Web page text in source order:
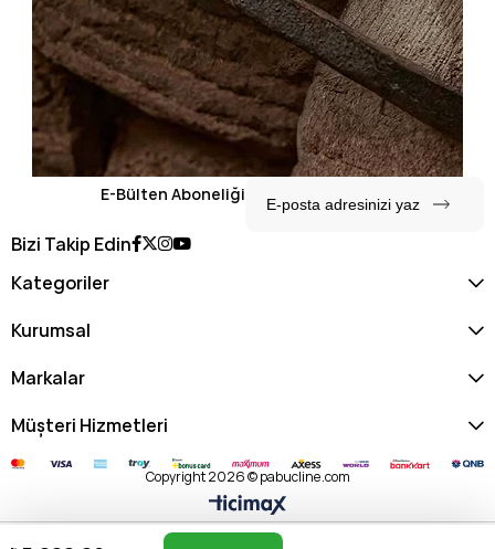
E-Bülten Aboneliği
Bizi Takip Edin
Kategoriler
Kurumsal
Markalar
Müşteri Hizmetleri
Copyright 2026 © pabucline.com